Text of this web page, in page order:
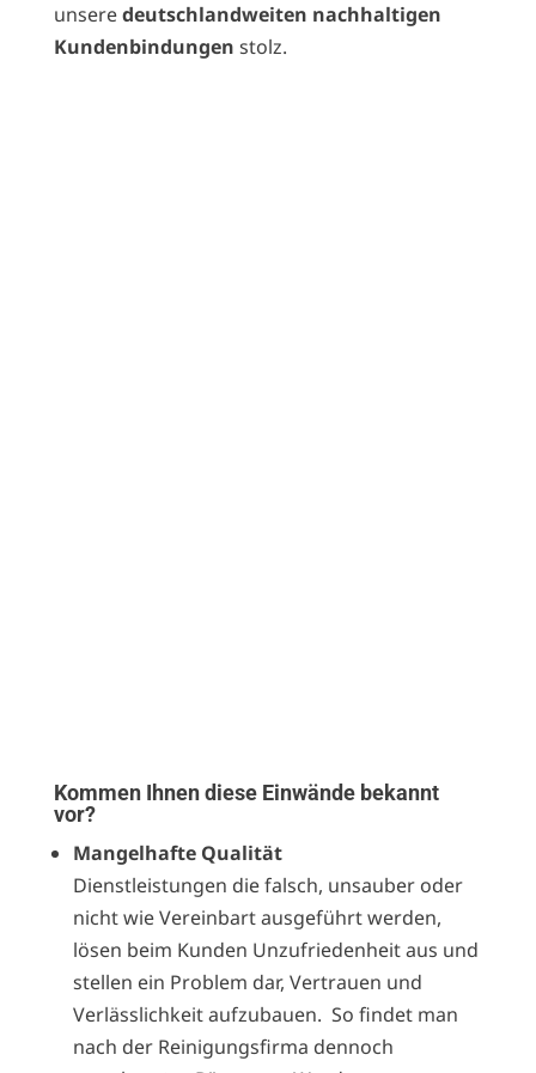
unseredeutschlandweiten nachhaltigen
Kundenbindungen stolz.
Kommen Ihnen diese Einwände bekannt
vor?
Mangelhafte Qualität
Dienstleistungen die falsch, unsauber oder
nicht wie Vereinbart ausgeführt werden,
lösen beim Kunden Unzufriedenheit aus und
stellen ein Problem dar, Vertrauen und
Verlässlichkeit aufzubauen. So findet man
nach der Reinigungsfirma dennoch